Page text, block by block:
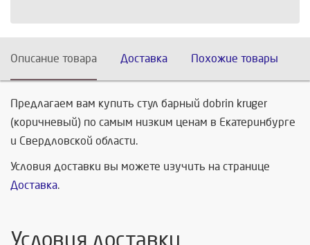
Описание товара Доставка Похожие товары
Предлагаем вам купить стул барный dobrin kruger
(коричневый) по самым низким ценам в Екатеринбурге
и Свердловской области.
Условия доставки вы можете изучить на странице
Доставка.
Условия доставки